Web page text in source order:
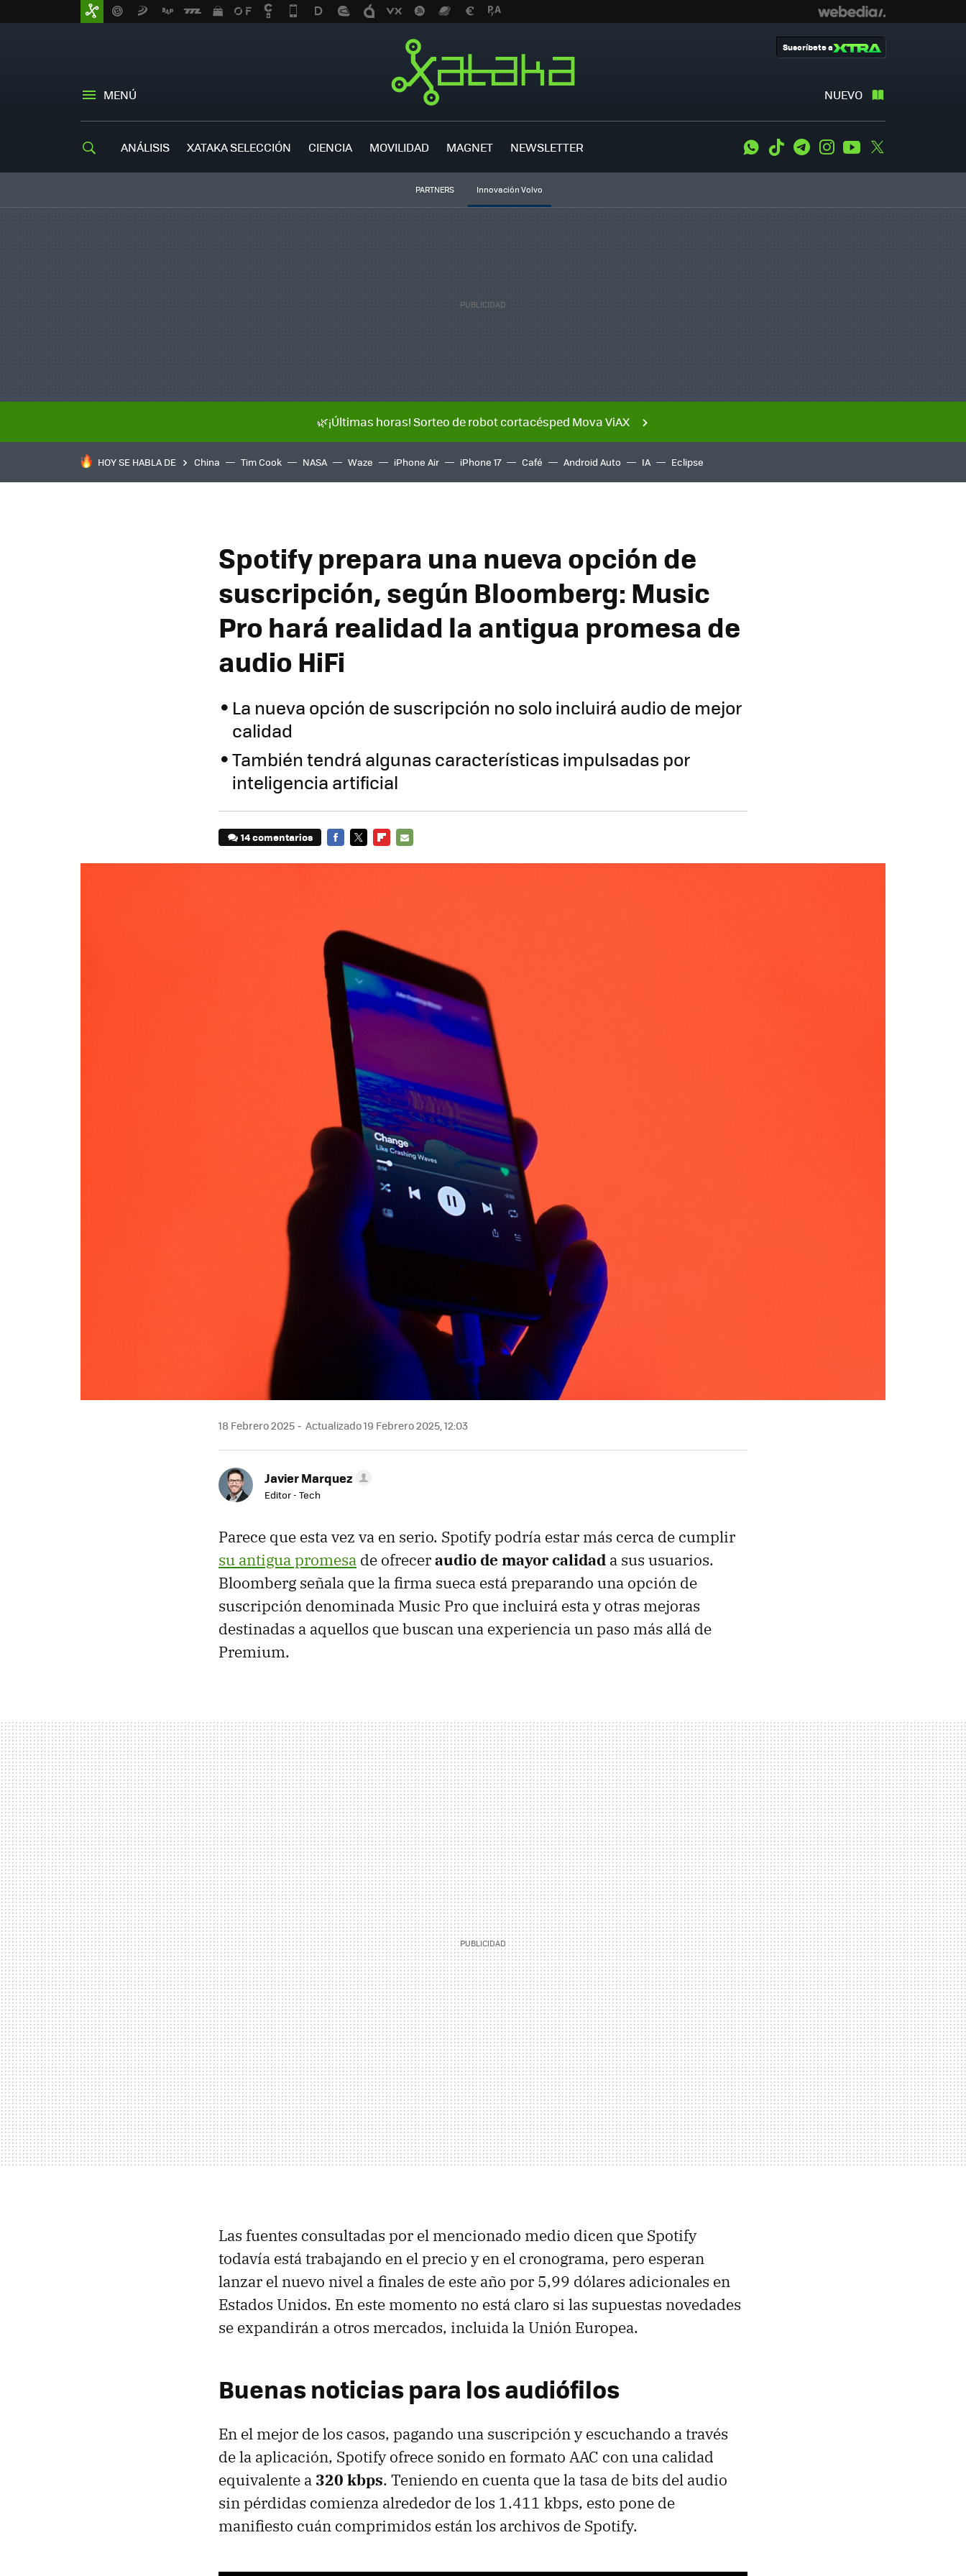
MENÚ NUEVO
Suscríbete a
ANÁLISIS XATAKA SELECCIÓN CIENCIA MOVILIDAD MAGNET NEWSLETTER WhatsApp
Tiktok TelegramInstagramYoutube
PARTNERS Innovación Volvo
🌿¡Últimas horas! Sorteo de robot cortacésped Mova ViAX
HOY SE HABLA DE China Tim Cook NASA Waze iPhone Air iPhone 17 Café Android Auto IA Eclipse
Spotify prepara una nueva opción de
suscripción, según Bloomberg: Music
Pro hará realidad la antigua promesa de
audio HiFi
La nueva opción de suscripción no solo incluirá audio de mejor
calidad
También tendrá algunas características impulsadas por
inteligencia artificial
14 comentarios
18 Febrero 2025 Actualizado 19 Febrero 2025, 12:03
Javier Marquez
Editor - Tech
Parece que esta vez va en serio. Spotify podría estar más cerca de cumplir
su antigua promesa de ofreceraudio de mayor calidad a sus usuarios.
Bloomberg señala que la firma sueca está preparando una opción de
suscripción denominada Music Pro que incluirá esta y otras mejoras
destinadas a aquellos que buscan una experiencia un paso más allá de
Premium.
Las fuentes consultadas por el mencionado medio dicen que Spotify
todavía está trabajando en el precio y en el cronograma, pero esperan
lanzar el nuevo nivel a finales de este año por 5,99 dólares adicionales en
Estados Unidos. En este momento no está claro si las supuestas novedades
se expandirán a otros mercados, incluida la Unión Europea.
Buenas noticias para los audiófilos
En el mejor de los casos, pagando una suscripción y escuchando a través
de la aplicación, Spotify ofrece sonido en formato AAC con una calidad
equivalente a 320 kbps. Teniendo en cuenta que la tasa de bits del audio
sin pérdidas comienza alrededor de los 1.411 kbps, esto pone de
manifiesto cuán comprimidos están los archivos de Spotify.